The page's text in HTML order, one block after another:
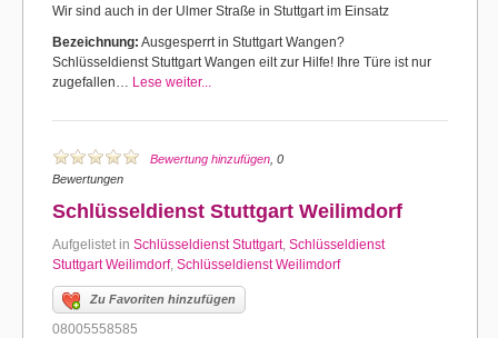
Wir sind auch in der Ulmer Straße in Stuttgart im Einsatz
Bezeichnung: Ausgesperrt in Stuttgart Wangen?
Schlüsseldienst Stuttgart Wangen eilt zur Hilfe! Ihre Türe ist nur
zugefallen… Lese weiter...
Bewertung hinzufügen , 0
Bewertungen
Schlüsseldienst Stuttgart Weilimdorf
Aufgelistet in Schlüsseldienst Stuttgart, Schlüsseldienst
Stuttgart Weilimdorf, Schlüsseldienst Weilimdorf
Zu Favoriten hinzufügen
08005558585